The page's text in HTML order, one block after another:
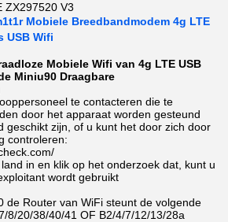
ZX297520 V3
Mobiele Breedbandmodem 4g LTE
USB Wifi
Mobiele Wifi van 4g LTE USB
Miniu90 Draagbare
te contacteren die te
door het apparaat worden gesteund
geschikt zijn, of u kunt het door zich door
controleren:
in en klik op het onderzoek dat, kunt u
wordt gebruikt
de Router van WiFi steunt de volgende
8/20/38/40/41 OF B2/4/7/12/13/28a